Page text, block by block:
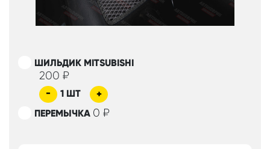
ШИЛЬДИК MITSUBISHI
200 ₽
- 1 ШТ
+
ПЕРЕМЫЧКА 0 ₽